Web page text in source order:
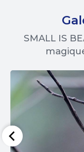
SMALL IS